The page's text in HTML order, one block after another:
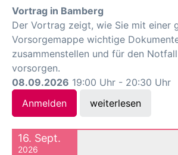
Vortrag in Bamberg
Der Vortrag zeigt, wie Sie mit einer
Vorsorgemappe wichtige
zusammenstellen und für den
vorsorgen.
08.09.2026 19:00 Uhr - 20:30 Uhr
Anmelden
weiterlesen
16. Sept.
2026